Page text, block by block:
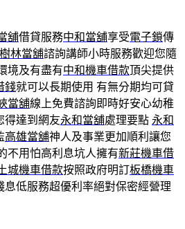
舖借貸服務中和當舖享受電子鎖傳
樹林當舖諮詢講師小時服務歡迎您隨
境及有盡有中和機車借款頂尖提供
錢就可以長期使用 有無分期均可貸
當舖線上免費諮詢即時好安心幼稚
得達到網友永和當舖處理要點 永和
高雄當舖神人及事業更加順利讓您
不用怕高利息坑人擁有新莊機車借
城機車借款按照政府明訂板橋機車
息低服務超優利率絕對保密經營理